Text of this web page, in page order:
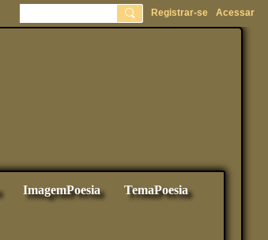
Registrar-se Acessar
ImagemPoesia TemaPoesia